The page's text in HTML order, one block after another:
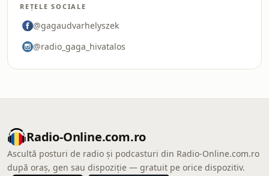
REȚELE SOCIALE
@gagaudvarhelyszek
@radio_gaga_hivatalos
Radio-Online.com.ro
Ascultă posturi de radio și podcasturi din Radio-Online.com.ro
după oraș, gen sau dispoziție — gratuit pe orice dispozitiv.